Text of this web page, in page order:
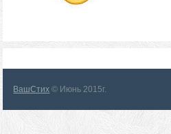
ВашСтих © Июнь 2015г.